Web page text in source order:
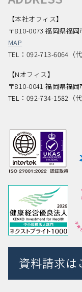
【本社オフィス】
〒810-0073 福岡県福
MAP
TEL：092-713-6064（
【Nオフィス】
〒810-0041 福岡県福
TEL：092-734-1582（